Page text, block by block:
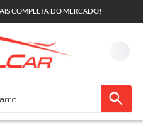
COMPLETA DO MERCADO!